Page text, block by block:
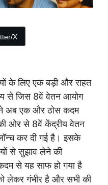
X
के लिए एक बड़ी और राहत
से जिस 8वें वेतन आयोग
अब एक और ठोस कदम
ओर से 8वें केंद्रीय वेतन
कर दी गई है। इसके
से सुझाव लेने की
से यह साफ हो गया है
लेकर गंभीर है और सभी की